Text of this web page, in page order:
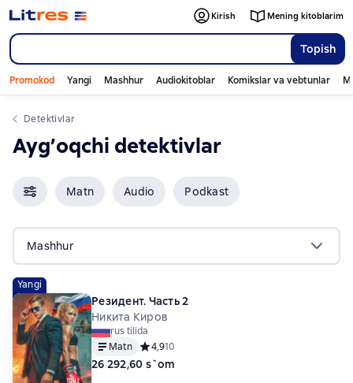
Topish
Kirish Mening kitoblarim
Promokod Yangi Mashhur Audiokitoblar Komikslar va vebtunlar
detektivlar
ayg’oqchi detektivlar
Matn Audio Podkast
Mashhur
Yangi
Резидент. Часть 2
Никита Киров
rus tilida
Matn
Средний рейтинг 4,9 на основе 10 оценок
4,910
26 292,60 s`om